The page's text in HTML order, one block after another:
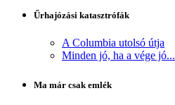
Űrhajózási katasztrófák
A Columbia utolsó útja
Minden jó, ha a vége jó...
Ma már csak emlék